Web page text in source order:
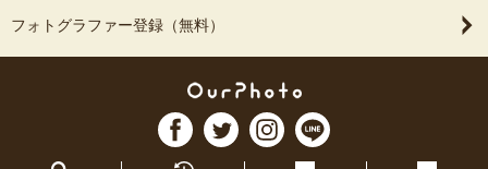
フォトグラファー登録（無料）